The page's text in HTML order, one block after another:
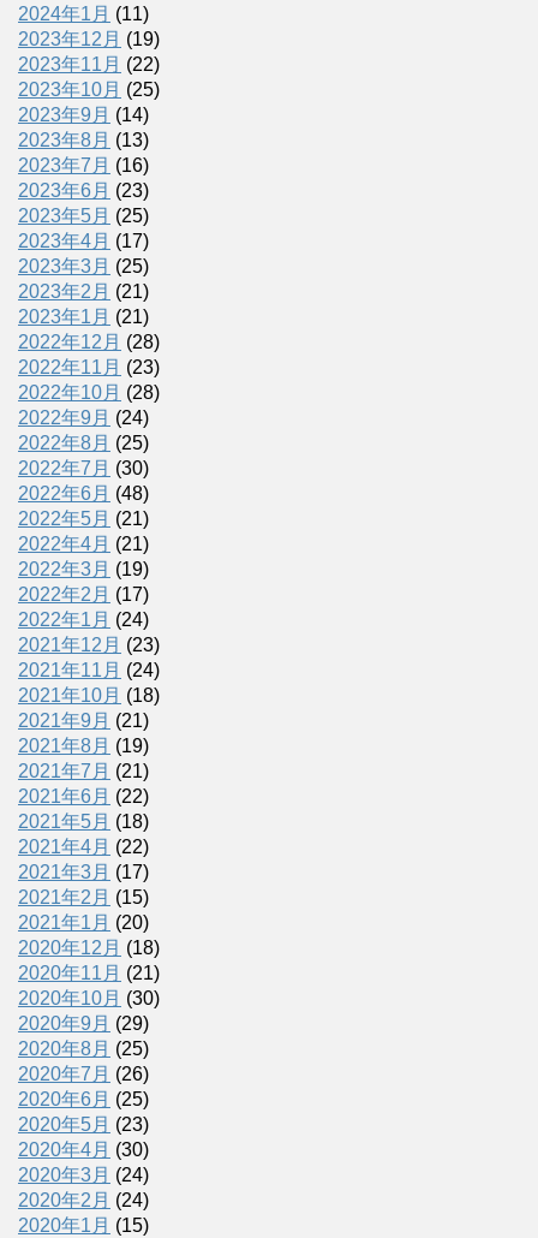
2024年1月 (11)
2023年12月 (19)
2023年11月 (22)
2023年10月 (25)
2023年9月 (14)
2023年8月 (13)
2023年7月 (16)
2023年6月 (23)
2023年5月 (25)
2023年4月 (17)
2023年3月 (25)
2023年2月 (21)
2023年1月 (21)
2022年12月 (28)
2022年11月 (23)
2022年10月 (28)
2022年9月 (24)
2022年8月 (25)
2022年7月 (30)
2022年6月 (48)
2022年5月 (21)
2022年4月 (21)
2022年3月 (19)
2022年2月 (17)
2022年1月 (24)
2021年12月 (23)
2021年11月 (24)
2021年10月 (18)
2021年9月 (21)
2021年8月 (19)
2021年7月 (21)
2021年6月 (22)
2021年5月 (18)
2021年4月 (22)
2021年3月 (17)
2021年2月 (15)
2021年1月 (20)
2020年12月 (18)
2020年11月 (21)
2020年10月 (30)
2020年9月 (29)
2020年8月 (25)
2020年7月 (26)
2020年6月 (25)
2020年5月 (23)
2020年4月 (30)
2020年3月 (24)
2020年2月 (24)
2020年1月 (15)